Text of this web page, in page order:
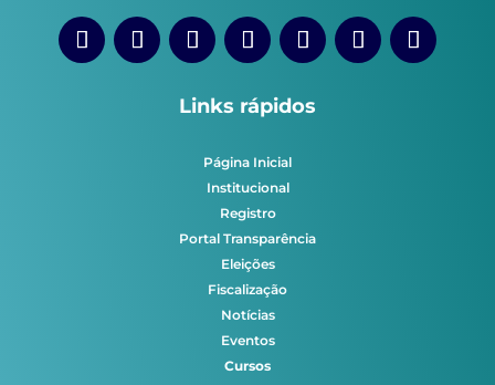
Links rápidos
Página Inicial
Institucional
Registro
Portal Transparência
Eleições
Fiscalização
Notícias
Eventos
Cursos